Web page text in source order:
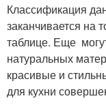
Классификация
заканчивается на
таблице. Еще
натуральных
красивые и
для кухни